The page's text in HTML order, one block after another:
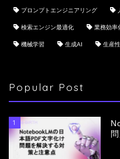
プロンプトエンジニアリング
検索エンジン最適化 業務効率
機械学習 生成AI 生産
Popular Post
1